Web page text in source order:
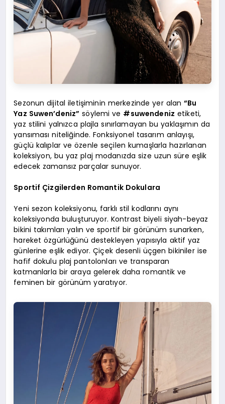
Sezonun dijital iletişiminin merkezinde yer alan“Bu
Yaz Suwen’deniz” söylemi ve #suwendeniz etiketi,
yaz stilini yalnızca plajla sınırlamayan bu yaklaşımın da
yansıması niteliğinde. Fonksiyonel tasarım anlayışı,
güçlü kalıplar ve özenle seçilen kumaşlarla hazırlanan
koleksiyon, bu yaz plaj modanızda size uzun süre eşlik
edecek zamansız parçalar sunuyor.
Sportif Çizgilerden Romantik Dokulara
Yeni sezon koleksiyonu, farklı stil kodlarını aynı
koleksiyonda buluşturuyor. Kontrast biyeli siyah-beyaz
bikini takımları yalın ve sportif bir görünüm sunarken,
hareket özgürlüğünü destekleyen yapısıyla aktif yaz
günlerine eşlik ediyor. Çiçek desenli üçgen bikiniler ise
hafif dokulu plaj pantolonları ve transparan
katmanlarla bir araya gelerek daha romantik ve
feminen bir görünüm yaratıyor.